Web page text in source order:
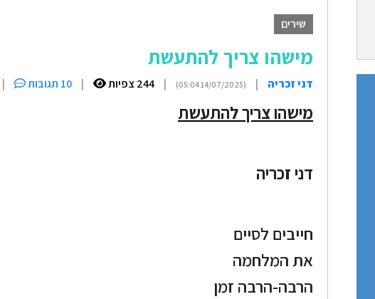
שירים
מישהו צריך להתעשת
דני זכריה |
(14/07/2025 05:04)
| 244 צפיות | 10 תגובות |
מישהו צריך להתעשת
דני זכריה
חייבים לסיים
את המלחמה
הרבה-הרבה זמן